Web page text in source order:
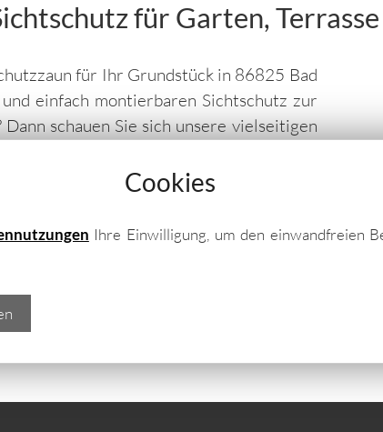
für Garten,
für Ihr Grundstück in 86825 Bad
einfach montierbaren Sichtschutz zur
schauen Sie sich unsere vielseitigen
an! Jede Sichtschutzwand kann nach
werden…
Cookies
Ihre Einwilligung, um den einwandfreien